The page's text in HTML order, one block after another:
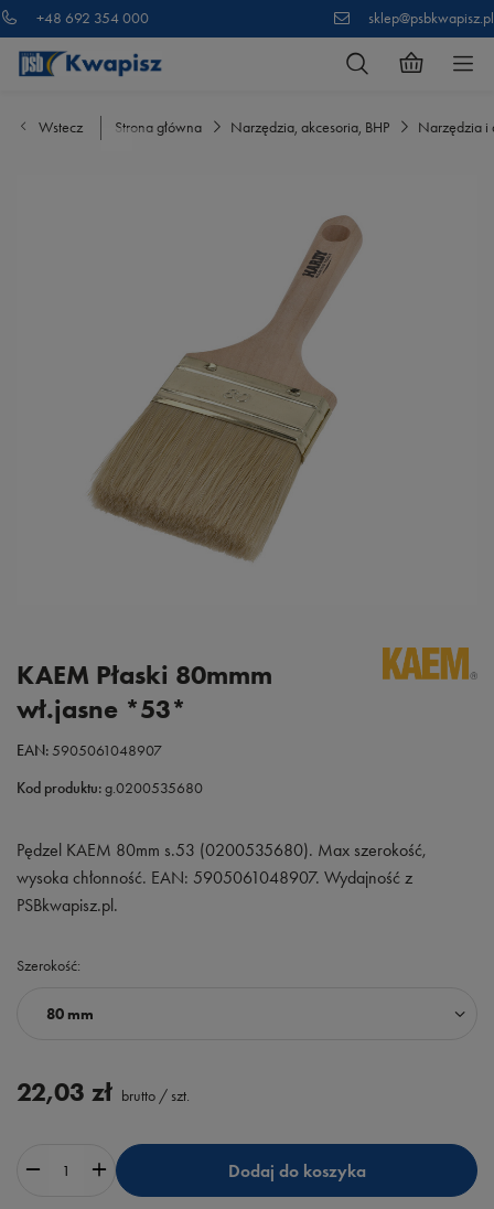
+48 692 354 000 sklep@psbkwapisz.pl
Wstecz Strona główna Narzędzia, akcesoria, BHP Narzędzia i
KAEM Płaski 80mmm
wł.jasne *53*
EAN:5905061048907
Kod produktu:g.0200535680
Pędzel KAEM 80mm s.53 (0200535680). Max szerokość,
wysoka chłonność. EAN: 5905061048907. Wydajność z
PSBkwapisz.pl.
Szerokość
80 mm
22,03 zł brutto / szt.
Dodaj do koszyka